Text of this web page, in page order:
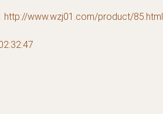
http://www.wzj01.com/product/85.html